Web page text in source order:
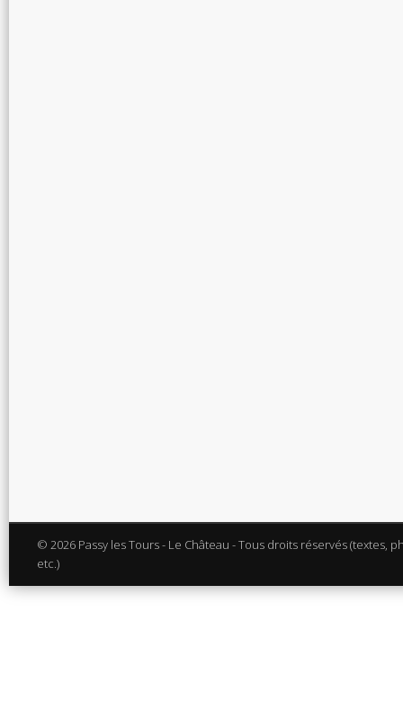
© 2026 Passy les Tours - Le Château - Tous droits réservés (textes,
etc.)